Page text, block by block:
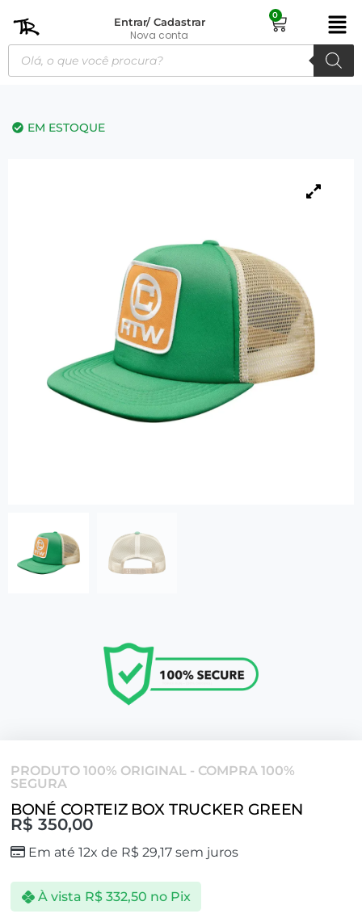
Entrar/ Cadastrar
Nova conta
0
EM ESTOQUE
PRODUTO 100% ORIGINAL - COMPRA 100%
SEGURA
BONÉ CORTEIZ BOX TRUCKER GREEN
R$ 350,00
Em até 12x de R$ 29,17 sem juros
À vista R$332,50 no Pix